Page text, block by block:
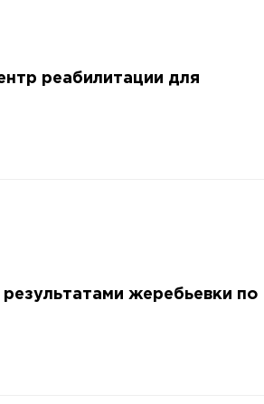
реабилитации для
жеребьевки по